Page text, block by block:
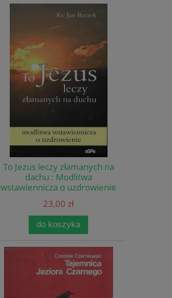
To Jezus leczy złamanych na
dachu : Modlitwa
wstawiennicza o uzdrowienie
/ Ks. Jan Reczek
23,00 zł
do koszyka